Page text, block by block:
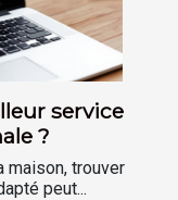
service
?
maison, trouver
peut...